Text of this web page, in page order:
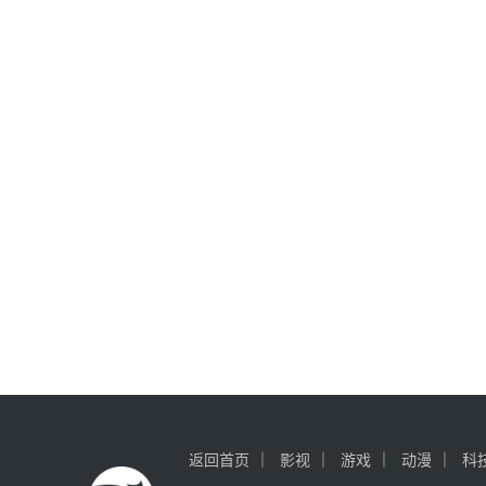
返回首页 影视 游戏 动漫 科